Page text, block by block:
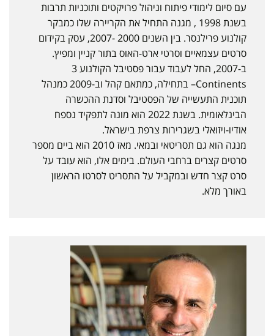
עם סיום לימודי פיתוח וניהול פרויקטים ותוכניות תרבות
בשנת 1998 , מגנה התחיל את הקריירה שלו כמבקר
קולנוע פרילנסר. בין השנים 2000 -2007, עסק בקידום
סרטים עצמאיים וסרטי ארט-האוס בתור קניין ומפיץ.
ב-2007, החל לעבוד עבור פסטיבל הקולנוע 3
Continents– בתחילה, כמתאם קהל וב-2009 כמנהל
תוכנית התעשייה של הפסטיבל וסדנת ההכשרה
הבינלאומית. בשנת 2022 הוא מונה לתפקיד נספח
אודיו-ויזואלי בשגרירות צרפת בישראל.
מנגה הוא גם תסריטאי ובמאי. מאז 2010 הוא ביים מספר
סרטים קצרים ברחבי העולם. בימים אלו, הוא עובד על
סרט קצר חדש ובמקביל על התסריט לסרטו הראשון
באורך מלא.